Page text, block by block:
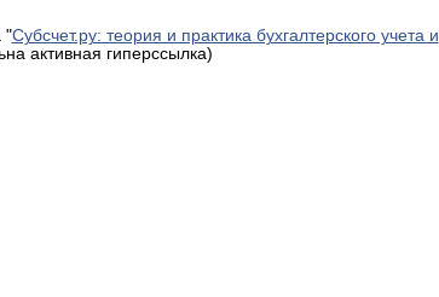
"Субсчет.ру: теория и практика бухгалтерского учета и
активная гиперссылка)